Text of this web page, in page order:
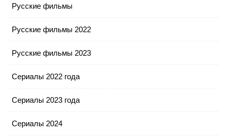
Русские фильмы
Русские фильмы 2022
Русские фильмы 2023
Сериалы 2022 года
Сериалы 2023 года
Сериалы 2024